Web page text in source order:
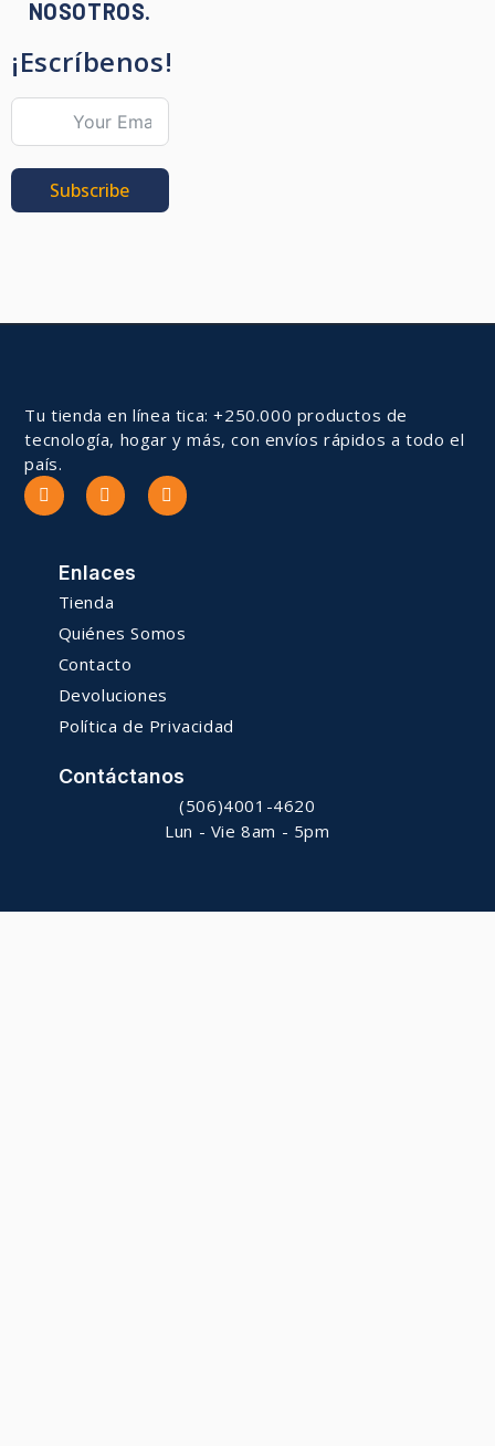
NOSOTROS.
¡Escríbenos!
Subscribe
Tu tienda en línea tica: +250.000 productos de
tecnología, hogar y más, con envíos rápidos a todo el
país.
Enlaces
Tienda
Quiénes Somos
Contacto
Devoluciones
Política de Privacidad
Contáctanos
(506)4001-4620
Lun - Vie 8am - 5pm